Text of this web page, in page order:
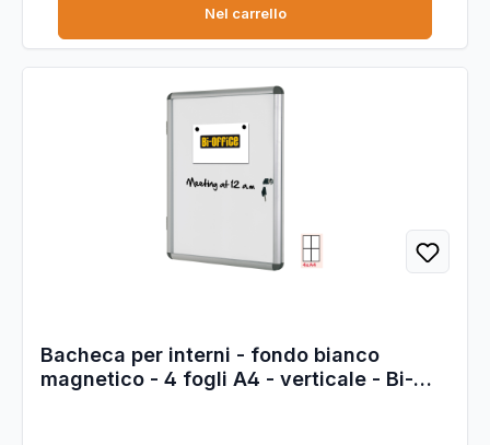
Nel carrello
Bacheca per interni - fondo bianco
magnetico - 4 fogli A4 - verticale - Bi-